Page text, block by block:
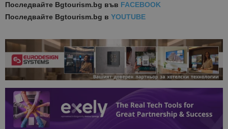
Последвайте Bgtourism.bg във FACEBOOK
Последвайте Bgtourism.bg в YOUTUBE